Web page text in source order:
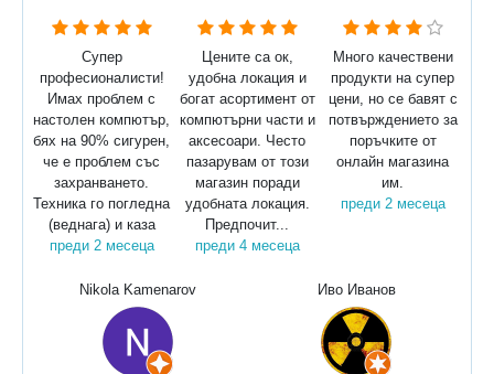
Супер
професионалисти!
Имах проблем с
настолен компютър,
бях на 90% сигурен,
че е проблем със
захранването.
Техника го погледна
(веднага) и каза
преди 2 месеца
Цените са ок,
удобна локация и
богат асортимент от
компютърни части и
аксесоари. Често
пазарувам от този
магазин поради
удобната локация.
Предпочит...
преди 4 месеца
Много качествени
продукти на супер
цени, но се бавят с
потвърждението за
поръчките от
онлайн магазина
им.
преди 2 месеца
Nikola Kamenarov Иво Иванов